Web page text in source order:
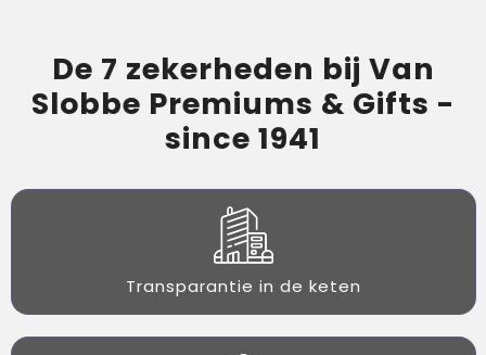
De 7 zekerheden bij Van
Slobbe Premiums & Gifts -
since 1941
Transparantie in de keten